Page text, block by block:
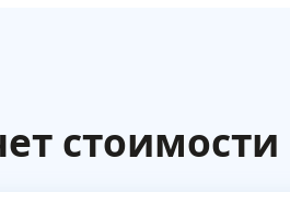
стоимости